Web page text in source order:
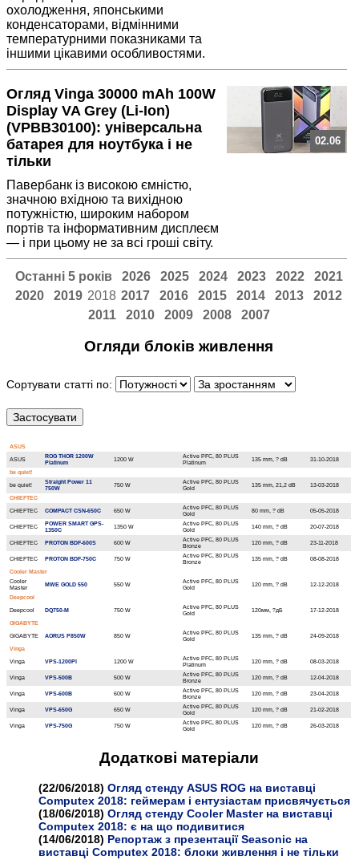
охолодження, японськими
конденсаторами, відмінними
температурними показниками та
іншими цікавими особливостями.
Огляд Vinga 30000 mAh 100W
Display VA Grey (Li-Ion)
(VPBB30100): універсальна
батарея для ноутбука і не
тільки
Павербанк із високою ємністю,
значною вхідною та вихідною
потужністю, широким набором
портів та інформативним дисплеєм
— і при цьому не за всі гроші світу.
02.06
Останні 5 років 2026 2025 2024 2023 2022
2021
2020
2019 2018 2017 2016 2015 2014 2013
2012
2011
2010 2009 2008 2007
Огляди блоків живлення
Сортувати статті по:
ASUS
ASUS
ROG THOR 1200W
Platinum
1200 W
Active PFC, 80 PLUS
Platinum
135 mm, ? dB
31-10-2018
be quiet!
be quiet!
Straight Power 11
750W
750 W
Active PFC, 80 PLUS
Gold
135 mm, 21,2 dB
13-03-2018
CHIEFTEC
CHIEFTEC
COMPACT CSN-650C 650 W
Active PFC, 80 PLUS
Gold
80 mm, ? dB 05-05-2018
CHIEFTEC
POWER SMART GPS-
1350C
1350 W
Active PFC, 80 PLUS
Gold
140 mm, ? dB 20-07-2018
CHIEFTEC PROTON BDF-600S 600 W
Active PFC, 80 PLUS
Bronze
120 mm, ? dB 23-11-2018
CHIEFTEC PROTON BDF-750C 750 W
Active PFC, 80 PLUS
Bronze
135 mm, ? dB
08-08-2018
Cooler Master
Cooler
Master
MWE GOLD 550 550 W
Active PFC, 80 PLUS
Gold
120 mm, ? dB
12-12-2018
Deepcool
Deepcool
DQ750-M 750 W
Active PFC, 80 PLUS
Gold
120мм, ?дБ
17-12-2018
GIGABYTE
GIGABYTE
AORUS P850W 850 W
Active PFC, 80 PLUS
Gold
135 mm, ? dB
24-09-2018
Vinga
Vinga
VPS-1200Pl 1200 W
Active PFC, 80 PLUS
Platinum
120 mm, ? dB 08-03-2018
Vinga VPS-500B 500 W
Active PFC, 80 PLUS
Bronze
120 mm, ? dB 12-04-2018
Vinga VPS-600B 600 W
Active PFC, 80 PLUS
Bronze
120 mm, ? dB 23-04-2018
Vinga VPS-650G 650 W
Active PFC, 80 PLUS
Gold
120 mm, ? dB 21-02-2018
Vinga VPS-750G 750 W
Active PFC, 80 PLUS
Gold
120 mm, ? dB 26-03-2018
Додатковi матерiали
(22/06/2018) Огляд стенду ASUS ROG на виставці
Computex 2018: геймерам і ентузіастам присвячується
(18/06/2018) Огляд стенду Cooler Master на виставці
Computex 2018: є на що подивитися
(14/06/2018) Репортаж з презентації Seasonic на
виставці Computex 2018: блоки живлення і не тільки